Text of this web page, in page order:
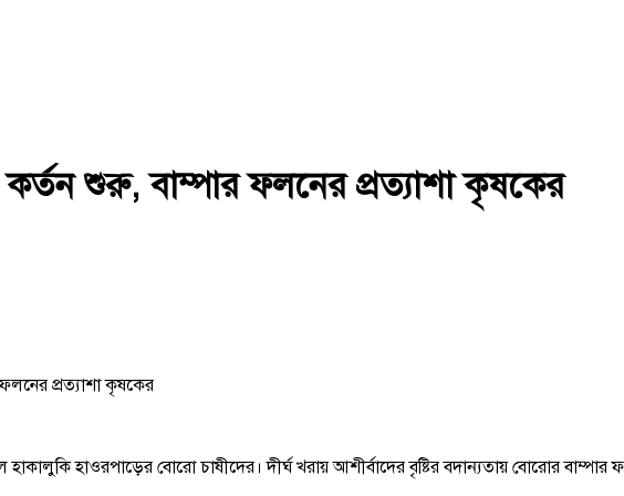
শুরু, বাম্পার ফলনের প্রত্যাশা কৃষকের
হাকালুকি হাওরপাড়ের বোরো চাষীদের। দীর্ঘ খরায় আশীর্বাদের বৃষ্টির বদান্যতায় বোরোর